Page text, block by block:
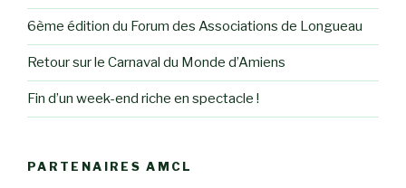
6ème édition du Forum des Associations de Longueau
Retour sur le Carnaval du Monde d’Amiens
Fin d’un week-end riche en spectacle !
PARTENAIRES AMCL